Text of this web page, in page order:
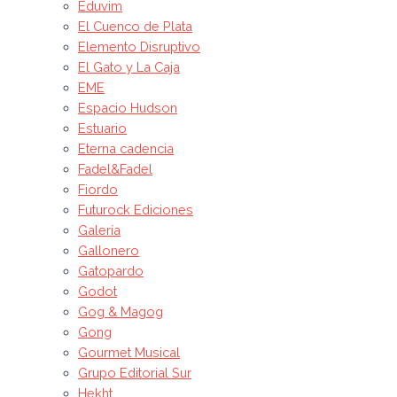
Eduvim
El Cuenco de Plata
Elemento Disruptivo
El Gato y La Caja
EME
Espacio Hudson
Estuario
Eterna cadencia
Fadel&Fadel
Fiordo
Futurock Ediciones
Galería
Gallonero
Gatopardo
Godot
Gog & Magog
Gong
Gourmet Musical
Grupo Editorial Sur
Hekht